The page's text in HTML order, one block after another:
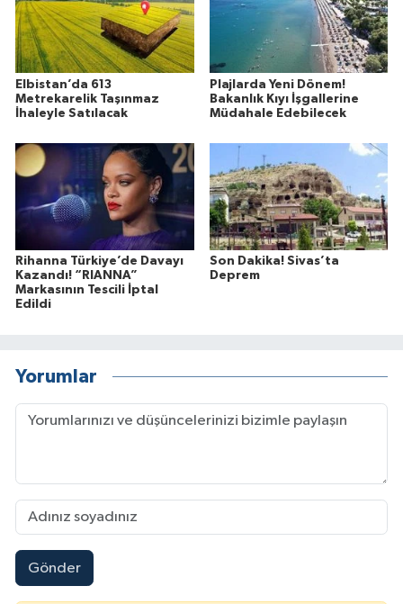
Elbistan’da 613
Metrekarelik Taşınmaz
İhaleyle Satılacak
Plajlarda Yeni Dönem!
Bakanlık Kıyı İşgallerine
Müdahale Edebilecek
Rihanna Türkiye’de Davayı
Kazandı! “RIANNA”
Markasının Tescili İptal
Edildi
Son Dakika! Sivas’ta
Deprem
Yorumlar
Gönder